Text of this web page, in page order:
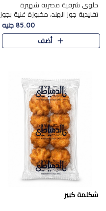
حلوى شرقية مصرية شهيرة
تقليدية جوز الهند، مخبوزة غنية بجوز
الهند، بلمسه ذهبية وتتميز بقوامها
المرمل وطعمها اللذيذ الذي يشبه
البسبوسة. تُخبز..
85.00 جنيه
أضف
شكلمة كبير